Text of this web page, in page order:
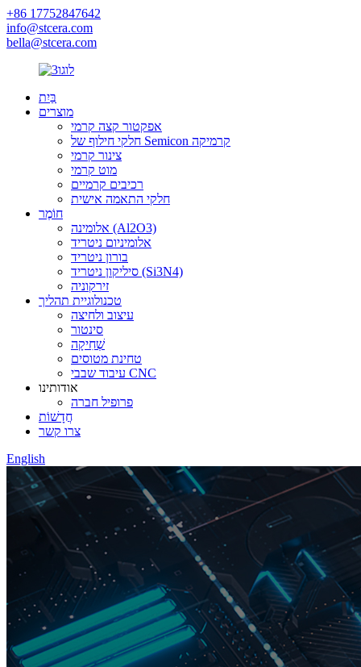
+86 17752847642
info@stcera.com
bella@stcera.com
בַּיִת
מוצרים
אפקטור קצה קרמי
חלקי חילוף של Semicon קרמיקה
צינור קרמי
מוט קרמי
רכיבים קרמיים
חלקי התאמה אישית
חוֹמֶר
אלומינה (Al2O3)
אלומיניום ניטריד
בורון ניטריד
סיליקון ניטריד (Si3N4)
זירקוניה
טכנולוגיית תהליך
עיצוב ולחיצה
סינטור
שְׁחִיקָה
טחינת מטוסים
עיבוד שבבי CNC
אודותינו
פרופיל חברה
חֲדָשׁוֹת
צרו קשר
English